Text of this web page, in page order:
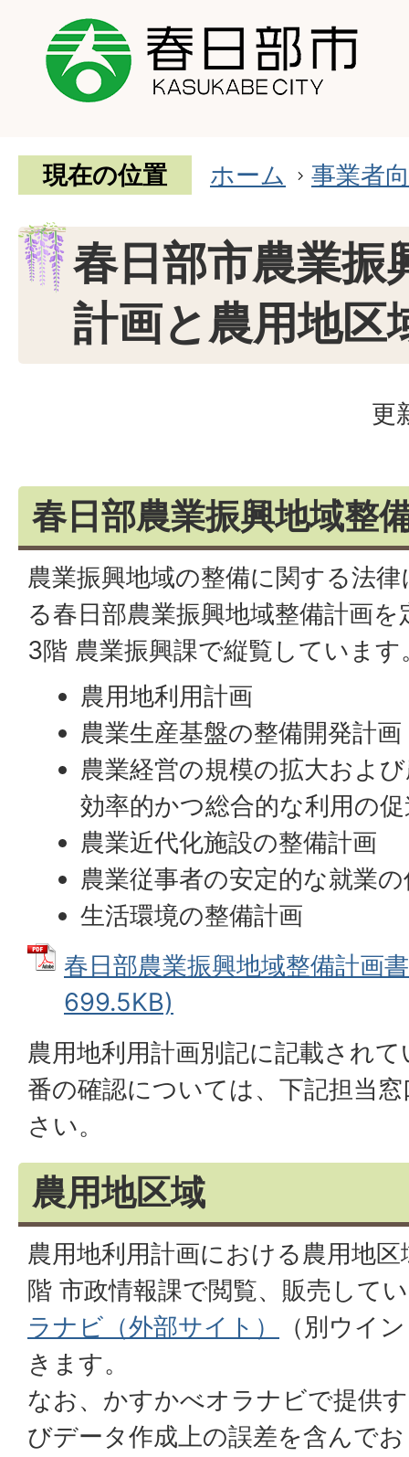
現在の位置 ホーム 事業者
春日部市農業振
計画と農用地区
更
春日部農業振興地域整
農業振興地域の整備に関する法
る春日部農業振興地域整備計画
3階 農業振興課で縦覧しています
農用地利用計画
農業生産基盤の整備開発計画
農業経営の規模の拡大およ
効率的かつ総合的な利用の
農業近代化施設の整備計画
農業従事者の安定的な就業
生活環境の整備計画
春日部農業振興地域整備計画
699.5KB)
農用地利用計画別記に記載され
番の確認については、下記担当
さい。
農用地区域
農用地利用計画における農用地
階 市政情報課で閲覧、販売して
ラナビ（外部サイト）
（別ウイ
きます。
なお、かすかべオラナビで提供
びデータ作成上の誤差を含んで